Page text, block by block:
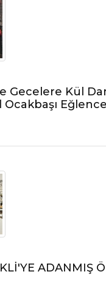
Gecelere Kül
Ocakbaşı
ADANMIŞ